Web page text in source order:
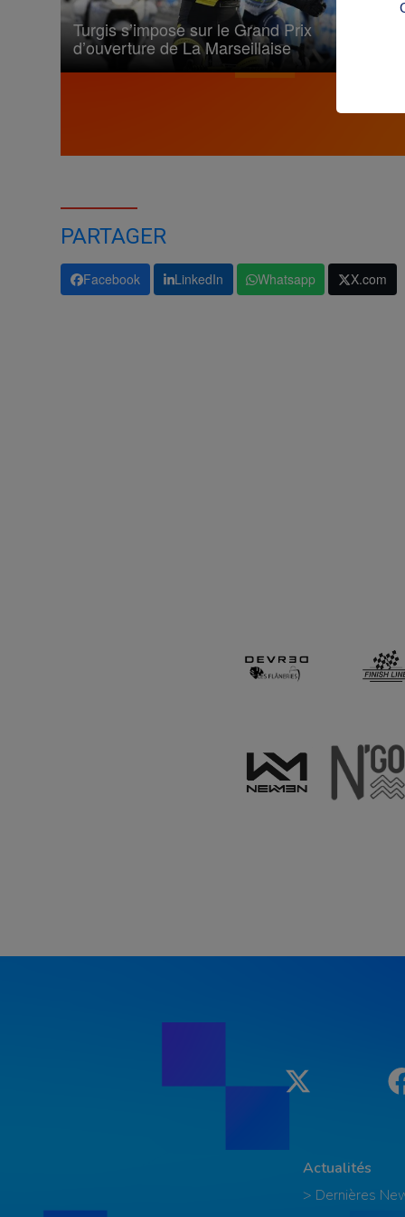
Turgis s’impose sur le Grand Prix
d’ouverture de La Marseillaise
PARTAGER
Facebook LinkedIn Whatsapp X.com
Twitter
Actualités
> Dernières